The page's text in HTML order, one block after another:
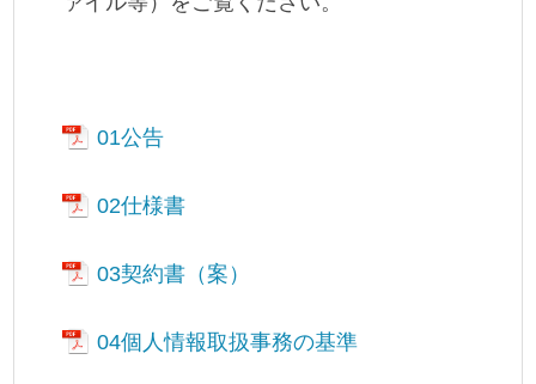
01公告
02仕様書
03契約書（案）
04個人情報取扱事務の基準